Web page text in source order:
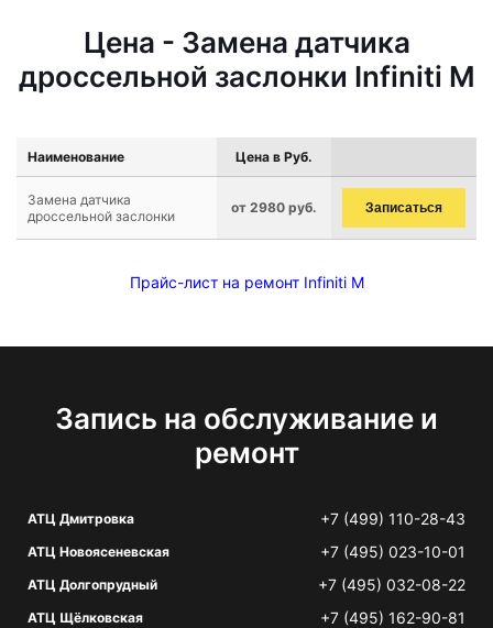
Цена - Замена датчика
дроссельной заслонки Infiniti M
Наименование Цена в Руб.
Замена датчика
дроссельной заслонки
от 2980 руб. Записаться
Прайс-лист на ремонт Infiniti M
Запись на обслуживание и
ремонт
АТЦ Дмитровка +7 (499) 110-28-43
АТЦ Новоясеневская +7 (495) 023-10-01
АТЦ Долгопрудный +7 (495) 032-08-22
АТЦ Щёлковская +7 (495) 162-90-81